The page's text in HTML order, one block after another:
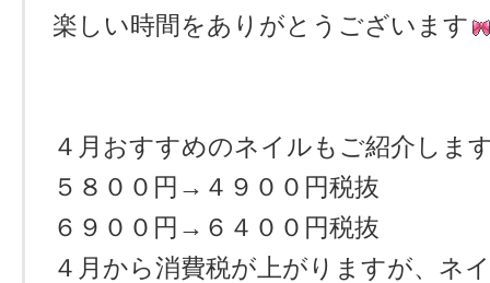
楽しい時間をありがとうございます
４月おすすめのネイルもご紹介しま
５８００円→４９００円税抜
６９００円→６４００円税抜
４月から消費税が上がりますが、ネ